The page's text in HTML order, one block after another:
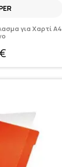
για Χαρτί A4